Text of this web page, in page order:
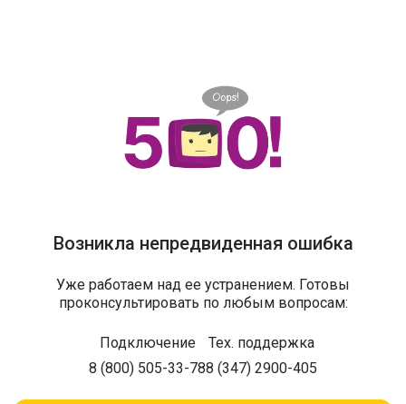
Возникла непредвиденная ошибка
Уже работаем над ее устранением. Готовы
проконсультировать по любым вопросам:
Подключение
8 (800) 505-33-78
Тех. поддержка
8 (347) 2900-405